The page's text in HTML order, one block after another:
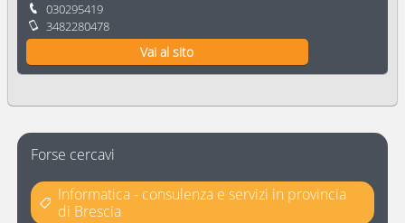
030295419
3482280478
Vai al sito
Forse cercavi
Informatica - consulenza e servizi in provincia
di Brescia